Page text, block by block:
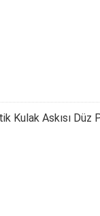
Kulak Askısı